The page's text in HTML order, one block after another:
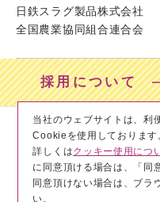
日鉄スラグ製品株式会社
全国農業協同組合連合会
当社のウェブサイトは、利
Cookieを使用しております
詳しくはクッキー使用につ
に同意頂ける場合は、「同
同意頂けない場合は、ブラ
い。
採用について
サイトマップ
個人情報保護方針
公式大学生